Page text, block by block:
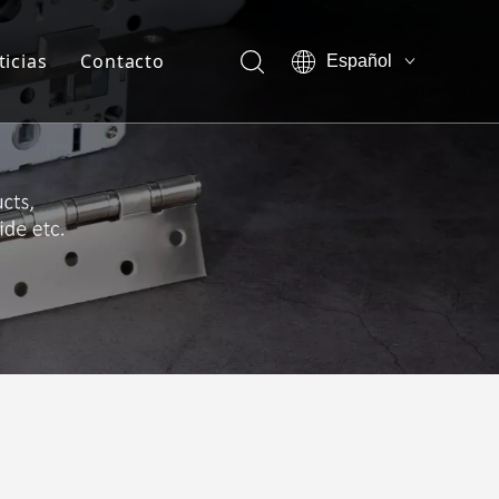
Ventaja de la empresa
Show vr
Certificado
Nuestra compañía
Miembro del equipo
Contacto
Español
العربية